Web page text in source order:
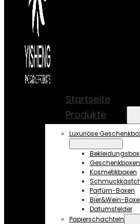
Startseite
Produkte
Luxuriöse
Kosmetikboxen
Parfüm-Boxen
Bier&Wein-
Datumsfelder
Papierschachteln